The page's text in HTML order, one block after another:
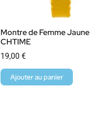
Montre de Femme Jaune
CHTIME
19,00 €
Ajouter au panier